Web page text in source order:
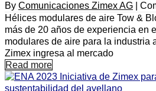
By Comunicaciones Zimex AG
Hélices modulares de aire Tow &
más de 20 años de experiencia en
modulares de aire para la industria
Zimex ingresa al mercado
Read more